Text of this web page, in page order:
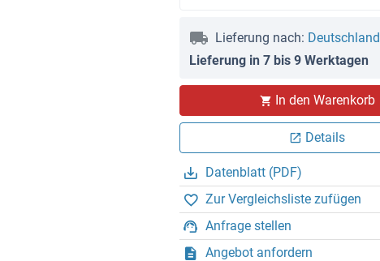
Lieferung nach: Deutschland
Lieferung in 7 bis 9 Werktagen
In den Warenkorb
Details
Datenblatt (PDF)
Zur Vergleichsliste zufügen
Anfrage stellen
Angebot anfordern